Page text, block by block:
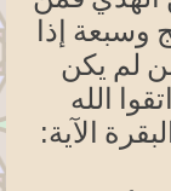
وسبعة إذا
لم يكن
الله
الآية: